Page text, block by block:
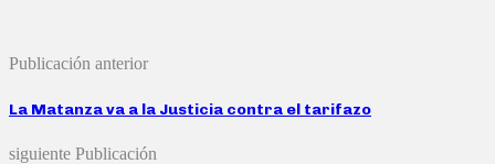
Publicación anterior
La Matanza va a la Justicia contra el tarifazo
siguiente Publicación